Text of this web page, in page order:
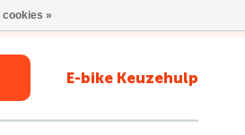
E-bike Keuzehulp
cookies »